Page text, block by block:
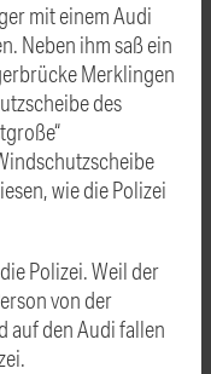
mit einem Audi
Neben ihm saß ein
Merklingen
des
wie die Polizei
Polizei. Weil der
von der
auf den Audi fallen